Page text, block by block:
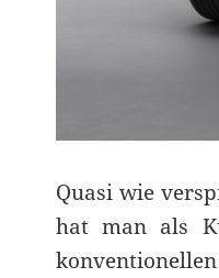
Quasi wie
hat man als